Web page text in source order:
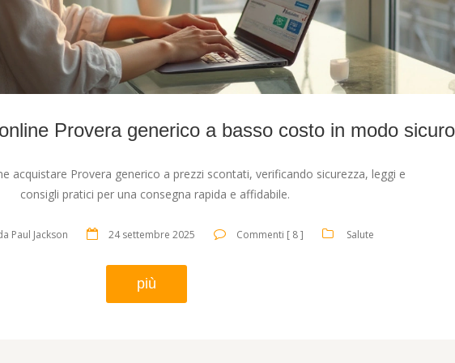
Provera generico a basso costo in modo sicuro
acquistare Provera generico a prezzi scontati, verificando sicurezza, leggi e
consigli pratici per una consegna rapida e affidabile.
Paul Jackson 24 settembre 2025 Commenti [ 8 ] Salute
più